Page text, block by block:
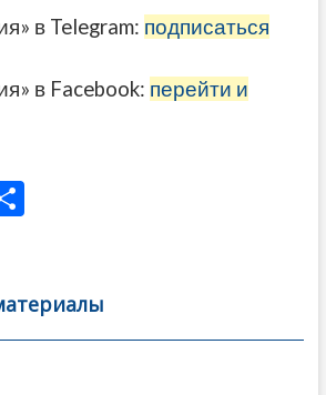
в Telegram: подписаться
в Facebook: перейти и
О
а
в